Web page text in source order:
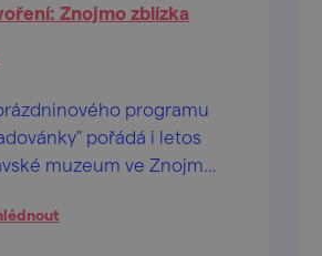
Znojmo zblízka
programu
pořádá i letos
muzeum ve Znojmě
pro děti od 2 let a